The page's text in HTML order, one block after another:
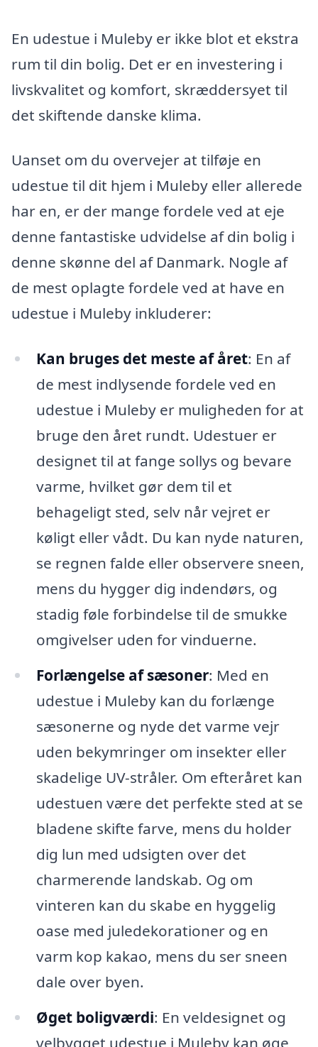
En udestue i Muleby er ikke blot et ekstra
rum til din bolig. Det er en investering i
livskvalitet og komfort, skræddersyet til
det skiftende danske klima.
Uanset om du overvejer at tilføje en
udestue til dit hjem i Muleby eller allerede
har en, er der mange fordele ved at eje
denne fantastiske udvidelse af din bolig i
denne skønne del af Danmark. Nogle af
de mest oplagte fordele ved at have en
udestue i Muleby inkluderer:
Kan bruges det meste af året: En af
de mest indlysende fordele ved en
udestue i Muleby er muligheden for at
bruge den året rundt. Udestuer er
designet til at fange sollys og bevare
varme, hvilket gør dem til et
behageligt sted, selv når vejret er
køligt eller vådt. Du kan nyde naturen,
se regnen falde eller observere sneen,
mens du hygger dig indendørs, og
stadig føle forbindelse til de smukke
omgivelser uden for vinduerne.
Forlængelse af sæsoner: Med en
udestue i Muleby kan du forlænge
sæsonerne og nyde det varme vejr
uden bekymringer om insekter eller
skadelige UV-stråler. Om efteråret kan
udestuen være det perfekte sted at se
bladene skifte farve, mens du holder
dig lun med udsigten over det
charmerende landskab. Og om
vinteren kan du skabe en hyggelig
oase med juledekorationer og en
varm kop kakao, mens du ser sneen
dale over byen.
Øget boligværdi: En veldesignet og
velbygget udestue i Muleby kan øge